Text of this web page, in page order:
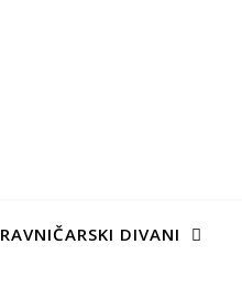
RAVNIČARSKI DIVANI